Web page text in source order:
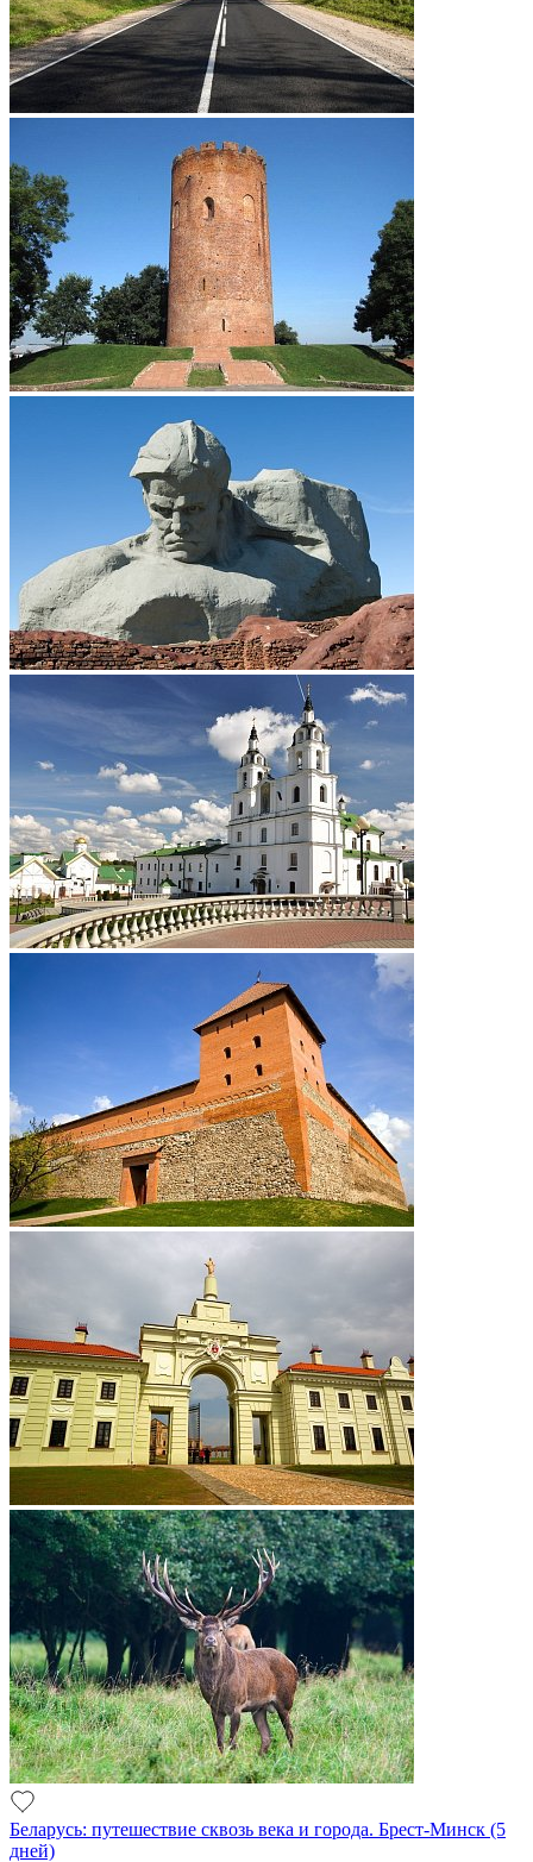
Беларусь: путешествие сквозь века и города. Брест-Минск (5
дней)